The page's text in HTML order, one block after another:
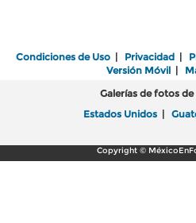
Condiciones de Uso | Privacidad |
Versión Móvil|
Galerías de fotos
Estados Unidos |
Copyright ©